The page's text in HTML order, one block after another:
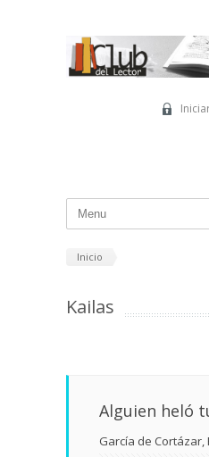
Inicio
Kailas
Alguien heló
García de Cortázar,